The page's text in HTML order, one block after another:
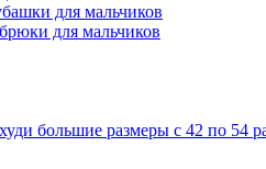
для мальчиков
для мальчиков
большие размеры с 42 по 54